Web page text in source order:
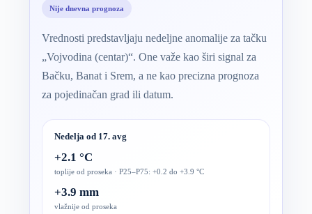
Nije dnevna prognoza
Vrednosti predstavljaju nedeljne anomalije za tačku
„Vojvodina (centar)“. One važe kao širi signal za
Bačku, Banat i Srem, a ne kao precizna prognoza
za pojedinačan grad ili datum.
Nedelja od 17. avg
+2.1 °C
toplije od proseka · P25–P75: +0.2 do +3.9 °C
+3.9 mm
vlažnije od proseka